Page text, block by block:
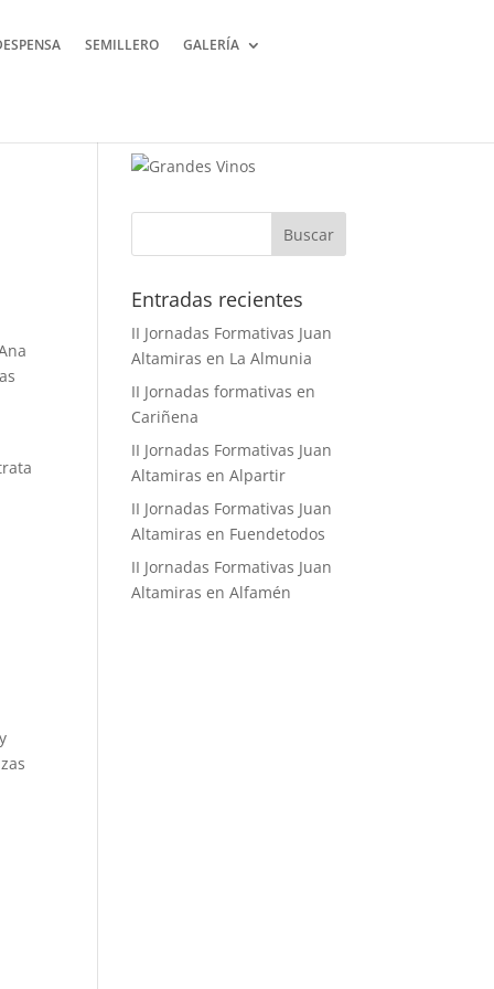
SEMILLERO GALERÍA
Buscar
Entradas recientes
II Jornadas Formativas Juan
Altamiras en La Almunia
II Jornadas formativas en
Cariñena
II Jornadas Formativas Juan
Altamiras en Alpartir
II Jornadas Formativas Juan
Altamiras en Fuendetodos
II Jornadas Formativas Juan
Altamiras en Alfamén